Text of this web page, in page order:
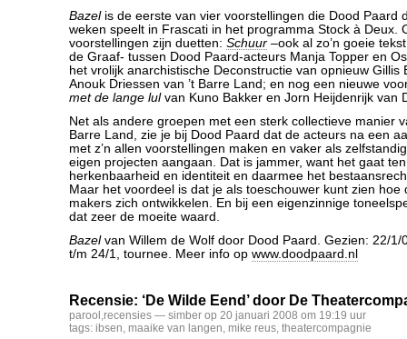
Bazelis de eerste van vier voorstellingen die Dood Paard
weken speelt in Frascati in het programma Stock à Deux.
voorstellingen zijn duetten: Schuur –ook al zo’n goeie
de Graaf- tussen Dood Paard-acteurs Manja Topper en
het vrolijk anarchistische Deconstructie van opnieuw Gillis
Anouk Driessen van ’t Barre Land; en nog een nieuwe
met de lange lulvan Kuno Bakker en Jorn Heijdenrijk van
Net als andere groepen met een sterk collectieve manier
Barre Land, zie je bij Dood Paard dat de acteurs na een
met z’n allen voorstellingen maken en vaker als
eigen projecten aangaan. Dat is jammer, want het gaat
herkenbaarheid en identiteit en daarmee het
Maar het voordeel is dat je als toeschouwer kunt zien hoe
makers zich ontwikkelen. En bij een eigenzinnige
dat zeer de moeite waard.
Bazelvan Willem de Wolf door Dood Paard. Gezien: 22/1/
t/m 24/1, tournee. Meer info op www.doodpaard.nl
Recensie: ‘De Wilde Eend’ door De
parool ,recensies — simber op 20 januari 2008 om 19:19 uur
tags: ibsen, maaike van langen, mike reus, theatercompagnie